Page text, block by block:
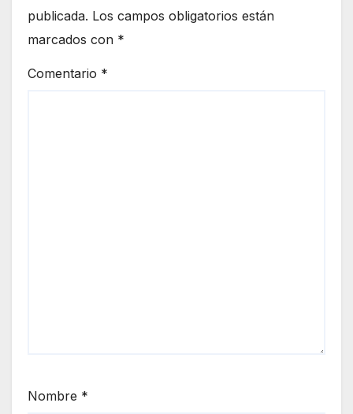
publicada. Los campos obligatorios están
marcados con *
Comentario *
Nombre *